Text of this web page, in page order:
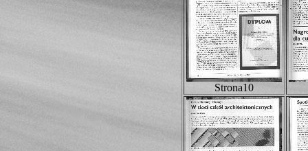
Strona10